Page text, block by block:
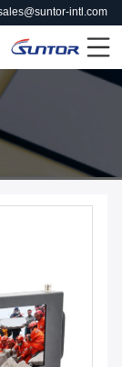
intl.com